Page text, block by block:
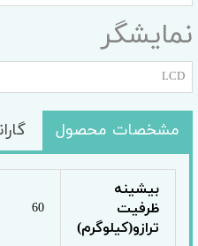
نمایشگر
LCD
مشخصات محصول
بیشینه
ظرفیت
ترازو(کیلوگرم)
60